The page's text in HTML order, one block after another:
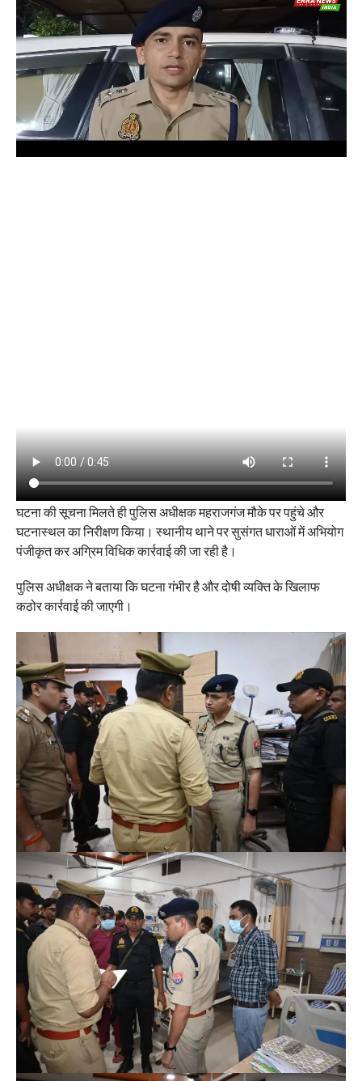
घटना की सूचना मिलते ही पुलिस अधीक्षक महराजगंज मौके पर पहुंचे और
घटनास्थल का निरीक्षण किया। स्थानीय थाने पर सुसंगत धाराओं में अभियोग
पंजीकृत कर अग्रिम विधिक कार्रवाई की जा रही है।
पुलिस अधीक्षक ने बताया कि घटना गंभीर है और दोषी व्यक्ति के खिलाफ
कठोर कार्रवाई की जाएगी।